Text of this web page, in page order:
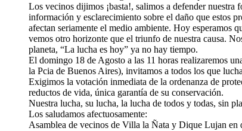
Los vecinos dijimos ¡basta!, salimos a defender
información y esclarecimiento sobre el daño que estos
afectan seriamente el medio ambiente. Hoy esperamos
vemos otro horizonte que el triunfo de nuestra causa.
planeta, “La lucha es hoy” ya no hay tiempo.
El domingo 18 de Agosto a las 11 horas realizaremos
la Pcia de Buenos Aires), invitamos a todos los que
Exigimos la votación inmediata de la ordenanza de
reductos de vida, única garantía de su conservación.
Nuestra lucha, su lucha, la lucha de todos y todas, sin
Los saludamos afectuosamente:
Asamblea de vecinos de Villa la Ñata y Dique Lujan en